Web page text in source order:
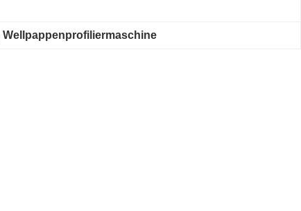
Wellpappenprofiliermaschine